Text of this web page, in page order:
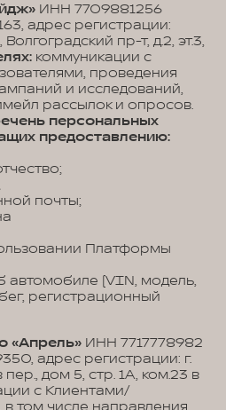
ИНН 7709881256
адрес регистрации:
пр-т, д.2, эт.3,
коммуникации с
проведения
и исследований,
рассылок и опросов.
персональных
предоставлению:
почты;
Платформы
автомобиле (VIN, модель,
регистрационный
«Апрель» ИНН 7717778982
адрес регистрации: г.
дом 5, стр. 1А, ком.23 в
с Клиентами/